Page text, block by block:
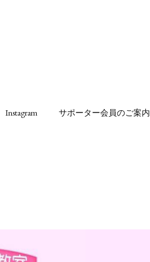
Instagram サポーター会員のご案内